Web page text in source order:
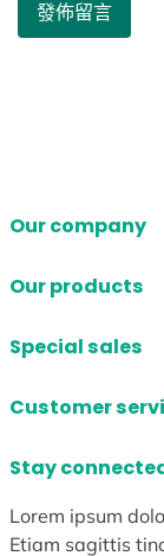
Our company
Our products
Special sales
Customer
Stay
Lorem ipsum
Etiam sagittis